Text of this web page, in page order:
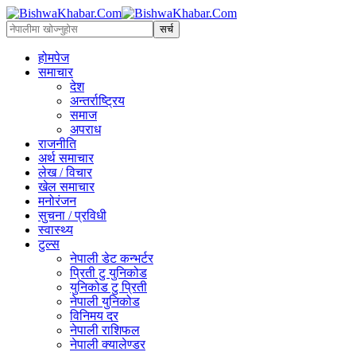
होमपेज
समाचार
देश
अन्तर्राष्ट्रिय
समाज
अपराध
राजनीति
अर्थ समाचार
लेख / विचार
खेल समाचार
मनोरंजन
सुचना / प्रविधी
स्वास्थ्य
टुल्स
नेपाली डेट कन्भर्टर
प्रिती टु युनिकोड
युनिकोड टु प्रिती
नेपाली युनिकोड
विनिमय दर
नेपाली राशिफल
नेपाली क्यालेण्डर